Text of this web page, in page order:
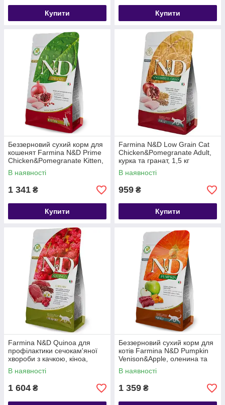
Купити Купити
Беззерновий сухий корм для
кошенят Farmina N&D Prime
Chicken&Pomegranate Kitten,
курка та гранат, 1.5 кг
В наявності
1 341 ₴
Купити
Farmina N&D Low Grain Cat
Chicken&Pomegranate Adult,
курка та гранат, 1,5 кг
В наявності
959 ₴
Купити
Farmina N&D Quinoa для
профілактики сечокам'яної
хвороби з качкою, кіноа,
журавлиною та ромашкою
1.5 кг
В наявності
1 604 ₴
Беззерновий сухий корм для
котів Farmina N&D Pumpkin
Venison&Apple, оленина та
яблуко, 1.5 кг
В наявності
1 359 ₴